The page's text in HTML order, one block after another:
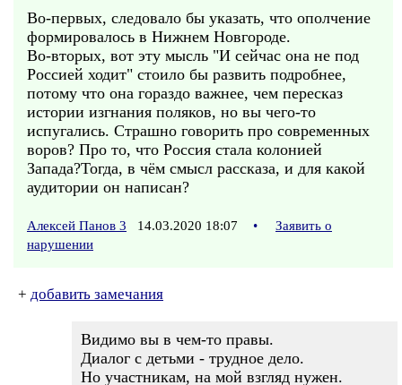
Во-первых, следовало бы указать, что ополчение
формировалось в Нижнем Новгороде.
Во-вторых, вот эту мысль "И сейчас она не под
Россией ходит" стоило бы развить подробнее,
потому что она гораздо важнее, чем пересказ
истории изгнания поляков, но вы чего-то
испугались. Страшно говорить про современных
воров? Про то, что Россия стала колонией
Запада?Тогда, в чём смысл рассказа, и для какой
аудитории он написан?
Алексей Панов 3 14.03.2020 18:07 •
Заявить о
нарушении
+ добавить замечания
Видимо вы в чем-то правы.
Диалог с детьми - трудное дело.
Но участникам, на мой взгляд нужен.